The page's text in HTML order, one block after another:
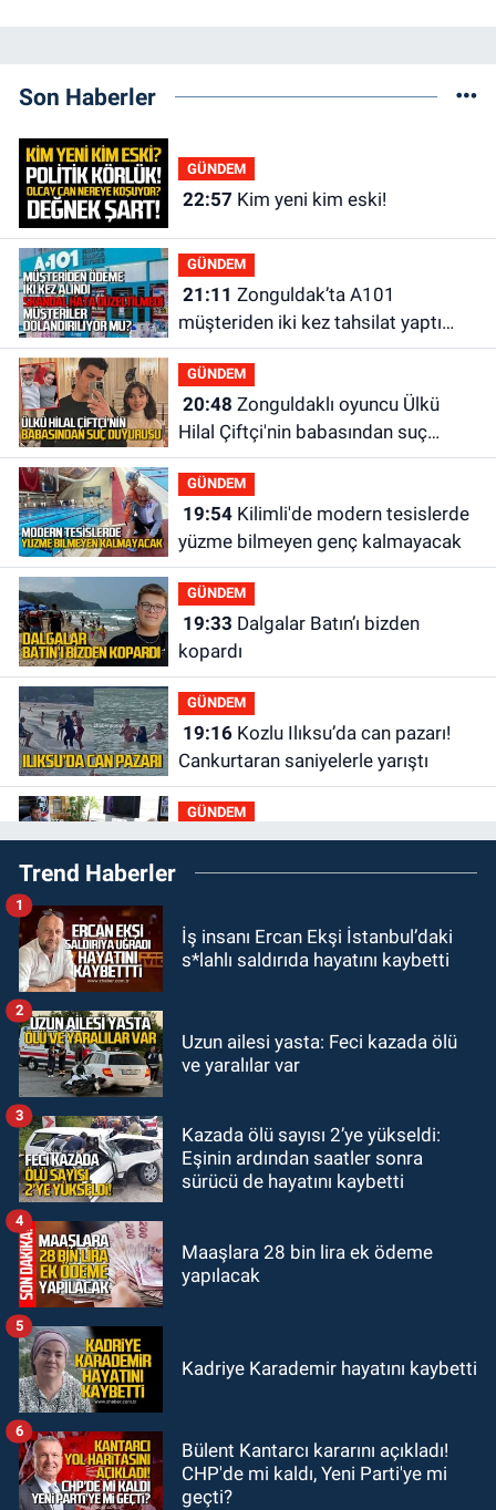
Son Haberler
GÜNDEM
22:57 Kim yeni kim eski!
GÜNDEM
21:11
müşteriden iki kez tahsilat yaptı
geri ödemiyor!
GÜNDEM
20:48
Hilal Çiftçi'nin babasından suç
duyurusu
GÜNDEM
19:54Kilimli'de modern tesislerde
yüzme bilmeyen genç kalmayacak
GÜNDEM
19:33
kopardı
GÜNDEM
19:16Kozlu Ilıksu’da can pazarı!
Cankurtaran saniyelerle yarıştı
GÜNDEM
19:01Çaycumalılar Derneği
Başkanı Savaş Çiloğlu GMİS
17:45Kozlu Belediyespor, Tezcan
Gökmen'i kadrosuna kattı
17:39Şampiyondan GMİS'e
Zonguldak
13:39
görevinden ayrıldı.
Trend Haberler
İş insanı Ercan Ekşi İstanbul’daki
s*lahlı saldırıda hayatını kaybetti
1
Uzun ailesi yasta: Feci kazada ölü
ve yaralılar var
2
Kazada ölü sayısı 2’ye yükseldi:
Eşinin ardından saatler sonra
sürücü de hayatını kaybetti
3
Maaşlara 28 bin lira ek ödeme
yapılacak
4
Kadriye Karademir hayatını kaybetti
5
Bülent Kantarcı kararını açıkladı!
CHP'de mi kaldı, Yeni Parti'ye mi
geçti?
6